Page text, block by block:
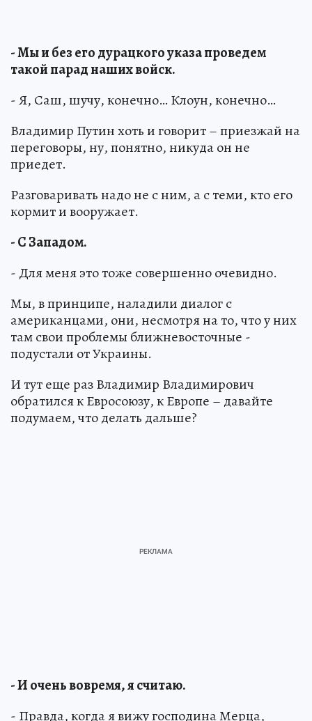
- Мы и без его дурацкого указа проведем
такой парад наших войск.
- Я, Саш, шучу, конечно… Клоун, конечно…
Владимир Путин хоть и говорит – приезжай на
переговоры, ну, понятно, никуда он не
приедет.
Разговаривать надо не с ним, а с теми, кто его
кормит и вооружает.
- С Западом.
- Для меня это тоже совершенно очевидно.
Мы, в принципе, наладили диалог с
американцами, они, несмотря на то, что у них
там свои проблемы ближневосточные -
подустали от Украины.
И тут еще раз Владимир Владимирович
обратился к Евросоюзу, к Европе – давайте
подумаем, что делать дальше?
- И очень вовремя, я считаю.
- Правда, когда я вижу господина Мерца,